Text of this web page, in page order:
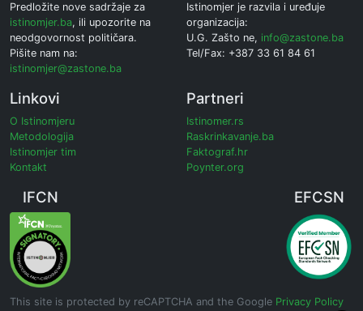
Predložite nove sadržaje za
istinomjer.ba, ili upozorite na
neodgovornost političara.
Pišite nam na:
istinomjer@zastone.ba
Istinomjer je razvila i uređuje
organizacija:
U.G. Zašto ne, info@zastone.ba
Tel/Fax: +387 33 61 84 61
Linkovi
O Istinomjeru
Metodologija
Istinomjer tim
Kontakt
Partneri
Istinomer.rs
Raskrinkavanje.ba
Faktograf.hr
Poynter.org
IFCN EFCSN
This site is protected by reCAPTCHA and the Google Privacy Policy